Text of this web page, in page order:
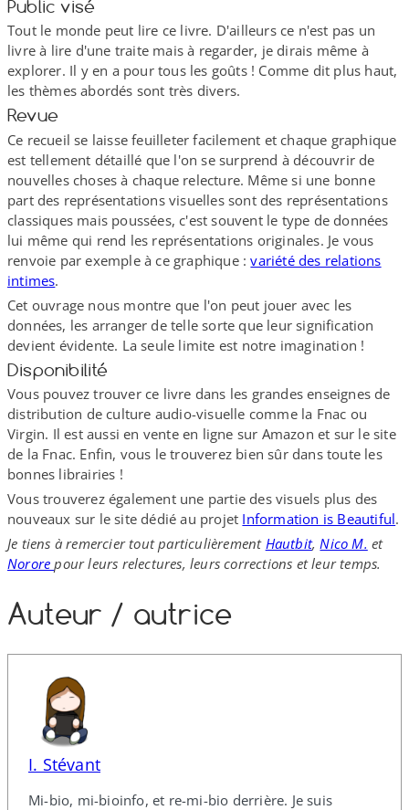
Public visé
Tout le monde peut lire ce livre. D'ailleurs ce n'est pas un
livre à lire d'une traite mais à regarder, je dirais même à
explorer. Il y en a pour tous les goûts ! Comme dit plus haut,
les thèmes abordés sont très divers.
Revue
Ce recueil se laisse feuilleter facilement et chaque graphique
est tellement détaillé que l'on se surprend à découvrir de
nouvelles choses à chaque relecture. Même si une bonne
part des représentations visuelles sont des représentations
classiques mais poussées, c'est souvent le type de données
lui même qui rend les représentations originales. Je vous
renvoie par exemple à ce graphique :variété des relations
intimes.
Cet ouvrage nous montre que l'on peut jouer avec les
données, les arranger de telle sorte que leur signification
devient évidente. La seule limite est notre imagination !
Disponibilité
Vous pouvez trouver ce livre dans les grandes enseignes de
distribution de culture audio-​visuelle comme la Fnac ou
Virgin. Il est aussi en vente en ligne sur Amazon et sur le site
de la Fnac. Enfin, vous le trouverez bien sûr dans toute les
bonnes librairies !
Vous trouverez également une partie des visuels plus des
nouveaux sur le site dédié au projet Information is Beautiful.
Je tiens à remercier tout particulièrement Hautbit, Nico M. et
Nororepour leurs relectures, leurs corrections et leur temps.
Auteur /​ autrice
I. Stévant
Mi-​bio, mi-​bioinfo, et re-​mi-​bio derrière. Je suis